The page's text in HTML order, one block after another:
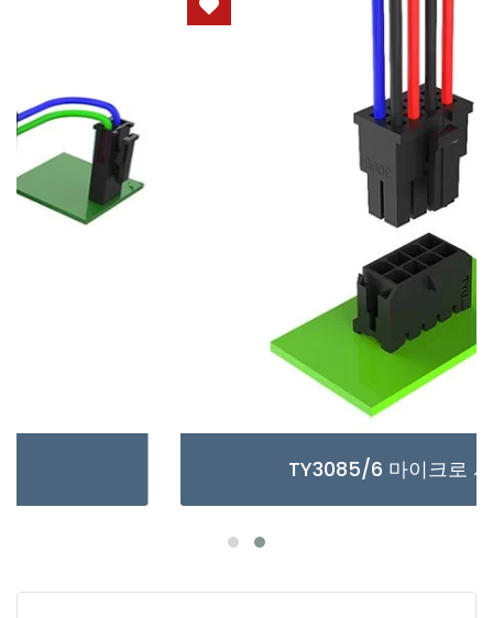
TY3085/6 마이크로 시리즈